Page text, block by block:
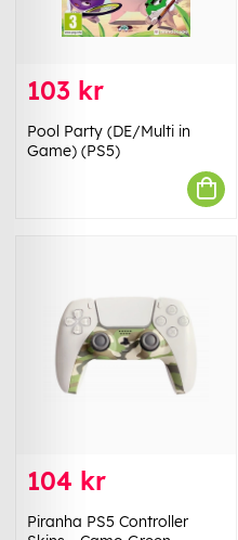
103 kr
Pool Party (DE/Multi in
Game) (PS5)
104 kr
Piranha PS5 Controller